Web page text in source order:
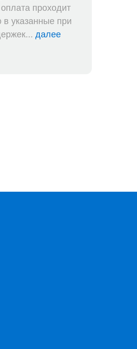
проходит
в указанные при
далее